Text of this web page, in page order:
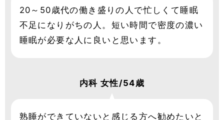
20～50歳代の働き盛りの人で忙しくて睡眠
不足になりがちの人。短い時間で密度の濃い
睡眠が必要な人に良いと思います。
内科 女性/54歳
熟睡ができていないと感じる方へ勧めたいと